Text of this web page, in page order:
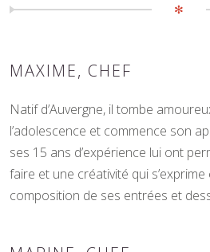
✻
MAXIME, CHEF
Natif d’Auvergne, il tombe
l’adolescence et commence son
ses 15 ans d’expérience lui ont
faire et une créativité qui
composition de ses entrées et